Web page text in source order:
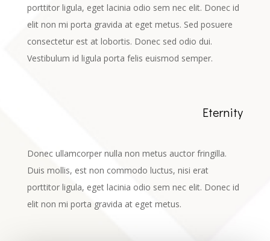
porttitor ligula, eget lacinia odio sem nec elit. Donec id
elit non mi porta gravida at eget metus. Sed posuere
consectetur est at lobortis. Donec sed odio dui.
Vestibulum id ligula porta felis euismod semper.
Eternity
Donec ullamcorper nulla non metus auctor fringilla.
Duis mollis, est non commodo luctus, nisi erat
porttitor ligula, eget lacinia odio sem nec elit. Donec id
elit non mi porta gravida at eget metus.